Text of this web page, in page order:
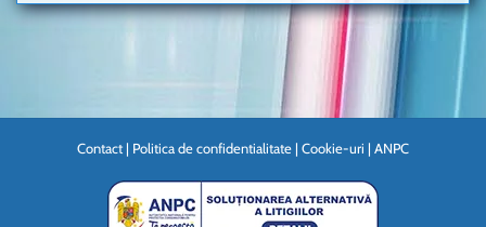
Contact | Politica de confidentialitate | Cookie-uri | ANPC